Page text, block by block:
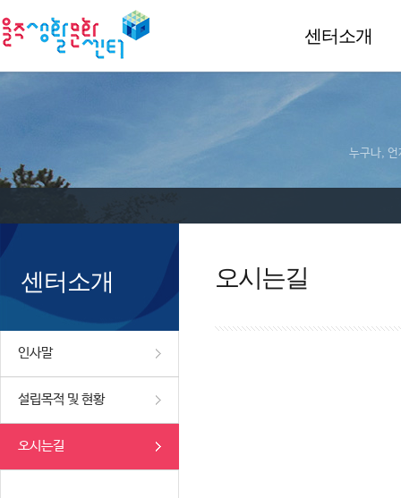
센터소개
누구나, 언
센터소개
인사말
설립목적 및 현황
오시는길
오시는길